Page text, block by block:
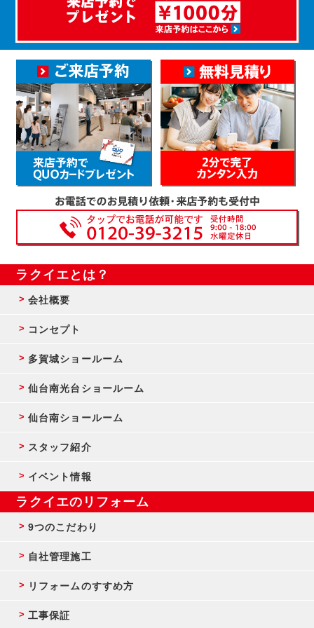
ラクイエとは？
会社概要
コンセプト
多賀城ショールーム
仙台南光台ショールーム
仙台南ショールーム
スタッフ紹介
イベント情報
ラクイエのリフォーム
9つのこだわり
自社管理施工
リフォームのすすめ方
工事保証